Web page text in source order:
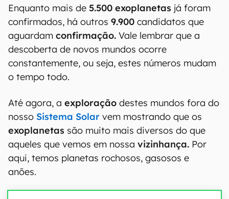
Enquanto mais de 5.500 exoplanetas já foram
confirmados, há outros 9.900 candidatos que
aguardam confirmação. Vale lembrar que a
descoberta de novos mundos ocorre
constantemente, ou seja, estes números mudam
o tempo todo.
Até agora, a exploração destes mundos fora do
nosso Sistema Solar vem mostrando que os
exoplanetas são muito mais diversos do que
aqueles que vemos em nossa vizinhança. Por
aqui, temos planetas rochosos, gasosos e
anões.